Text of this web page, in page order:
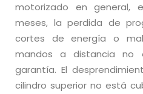
motorizado en general,
meses, la perdida de
cortes de energía o
mandos a distancia no
garantía. El
cilindro superior no está